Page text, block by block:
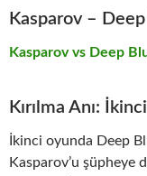
Kasparov –
Kasparov vs Deep
Kırılma Anı:
İkinci oyunda Deep
Kasparov’u şüpheye